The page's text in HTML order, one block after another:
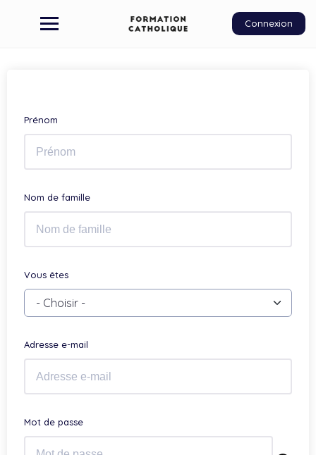
Connexion
Prénom
Nom de famille
Vous êtes
- Choisir -
Adresse e-mail
Mot de passe